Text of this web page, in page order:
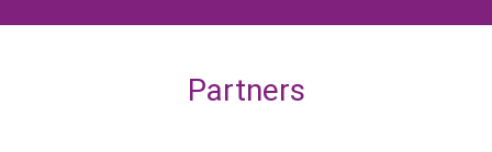
Partners